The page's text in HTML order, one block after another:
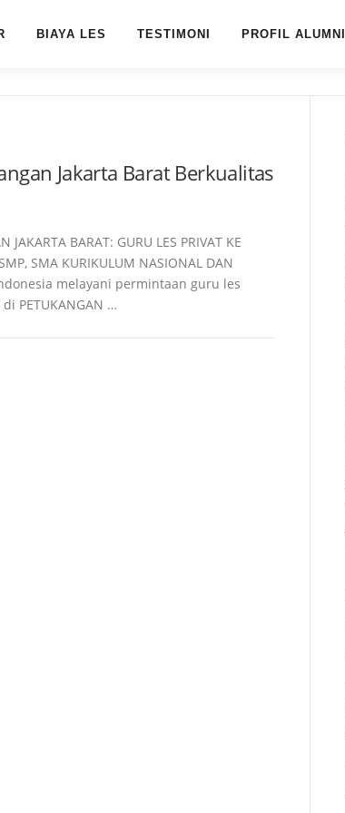
BIAYA LES TESTIMONI PROFIL ALUMNI
Jakarta Barat Berkualitas
JAKARTA BARAT: GURU LES PRIVAT KE
SMA KURIKULUM NASIONAL DAN
melayani permintaan guru les
PETUKANGAN …